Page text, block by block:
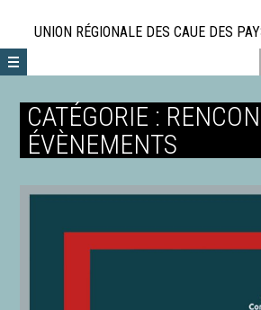
directement
au
contenu
UNION RÉGIONALE DES CAUE DES
CATÉGORIE :
ÉVÈNEMENTS